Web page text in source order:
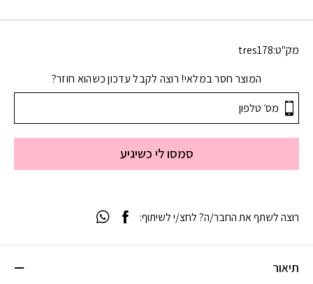
היה:
₪90.00.
הוא:
מק"ט:tres178
המוצר חסר במלאי! רוצה לקבל עדכון כשהוא חוזר?
סמסו לי כשיגיע
תיאור
רוצה לשתף את החבר/ה? לחצ/י לשיתוף: